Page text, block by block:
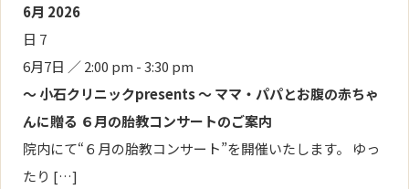
6月 2026
日 7
6月7日 ／ 2:00 pm -3:30 pm
～ 小石クリニックpresents ～ ママ・パパとお腹の赤ちゃ
んに贈る ６月の胎教コンサートのご案内
院内にて“６月の胎教コンサート”を開催いたします。 ゆっ
たり […]